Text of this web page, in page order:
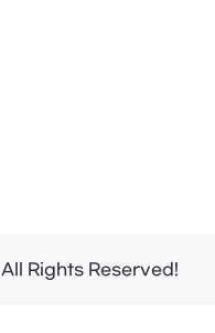
Rights Reserved!